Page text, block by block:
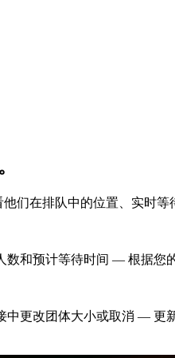
们在排队中的位置、实时
数和预计等待时间 — 根据您
中更改团体大小或取消 — 更